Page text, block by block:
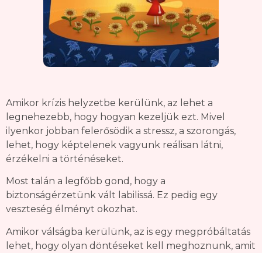
Amikor krízis helyzetbe kerülünk, az lehet a
legnehezebb, hogy hogyan kezeljük ezt. Mivel
ilyenkor jobban felerősödik a stressz, a szorongás,
lehet, hogy képtelenek vagyunk reálisan látni,
érzékelni a történéseket.
Most talán a legfőbb gond, hogy a
biztonságérzetünk vált labilissá. Ez pedig egy
veszteség élményt okozhat.
Amikor válságba kerülünk, az is egy megpróbáltatás
lehet, hogy olyan döntéseket kell meghoznunk, amit